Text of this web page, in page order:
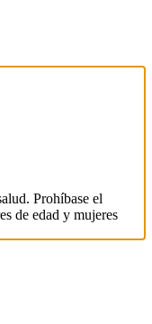
Prohíbase el
de edad y mujeres